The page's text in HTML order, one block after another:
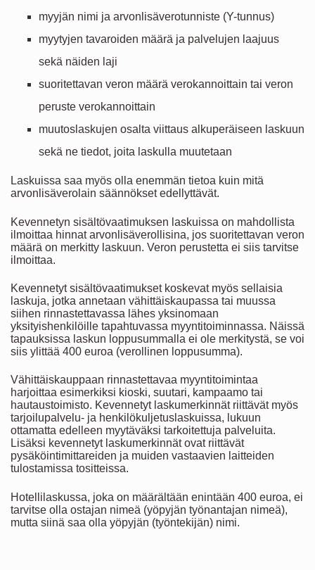
myyjän nimi ja arvonlisäverotunniste (Y-tunnus)
myytyjen tavaroiden määrä ja palvelujen laajuus
sekä näiden laji
suoritettavan veron määrä verokannoittain tai veron
peruste verokannoittain
muutoslaskujen osalta viittaus alkuperäiseen laskuun
sekä ne tiedot, joita laskulla muutetaan
Laskuissa saa myös olla enemmän tietoa kuin mitä
arvonlisäverolain säännökset edellyttävät.
Kevennetyn sisältövaatimuksen laskuissa on mahdollista
ilmoittaa hinnat arvonlisäverollisina, jos suoritettavan veron
määrä on merkitty laskuun. Veron perustetta ei siis tarvitse
ilmoittaa.
Kevennetyt sisältövaatimukset koskevat myös sellaisia
laskuja, jotka annetaan vähittäiskaupassa tai muussa
siihen rinnastettavassa lähes yksinomaan
yksityishenkilöille tapahtuvassa myyntitoiminnassa. Näissä
tapauksissa laskun loppusummalla ei ole merkitystä, se voi
siis ylittää 400 euroa (verollinen loppusumma).
Vähittäiskauppaan rinnastettavaa myyntitoimintaa
harjoittaa esimerkiksi kioski, suutari, kampaamo tai
hautaustoimisto. Kevennetyt laskumerkinnät riittävät myös
tarjoilupalvelu- ja henkilökuljetuslaskuissa, lukuun
ottamatta edelleen myytäväksi tarkoitettuja palveluita.
Lisäksi kevennetyt laskumerkinnät ovat riittävät
pysäköintimittareiden ja muiden vastaavien laitteiden
tulostamissa tositteissa.
Hotellilaskussa, joka on määrältään enintään 400 euroa, ei
tarvitse olla ostajan nimeä (yöpyjän työnantajan nimeä),
mutta siinä saa olla yöpyjän (työntekijän) nimi.